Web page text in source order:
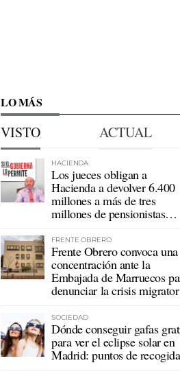
LO MÁS
VISTO ACTUAL
HACIENDA
Los jueces obligan a
Hacienda a devolver 6.400
millones a más de tres
millones de pensionistas
FRENTE OBRERO
Frente Obrero convoca una
concentración ante la
Embajada de Marruecos
denunciar la crisis
SOCIEDAD
Dónde conseguir gafas
para ver el eclipse solar en
Madrid: puntos de recogida